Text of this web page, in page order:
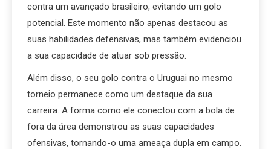
contra um avançado brasileiro, evitando um golo
potencial. Este momento não apenas destacou as
suas habilidades defensivas, mas também evidenciou
a sua capacidade de atuar sob pressão.
Além disso, o seu golo contra o Uruguai no mesmo
torneio permanece como um destaque da sua
carreira. A forma como ele conectou com a bola de
fora da área demonstrou as suas capacidades
ofensivas, tornando-o uma ameaça dupla em campo.